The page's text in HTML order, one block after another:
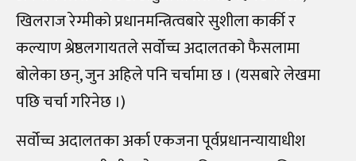
खिलराज रेग्मीको प्रधानमन्त्रित्वबारे सुशीला कार्की र
कल्याण श्रेष्ठलगायतले सर्वोच्च अदालतको फैसलामा
बोलेका छन्, जुन अहिले पनि चर्चामा छ । (यसबारे लेखमा
पछि चर्चा गरिनेछ ।)
सर्वोच्च अदालतका अर्का एकजना पूर्वप्रधानन्यायाधीश